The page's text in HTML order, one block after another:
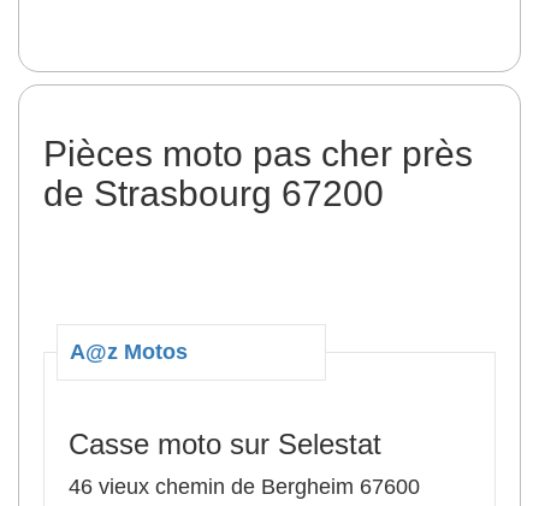
Pièces moto pas cher près
de Strasbourg 67200
A@z Motos
Casse moto sur Selestat
46 vieux chemin de Bergheim 67600